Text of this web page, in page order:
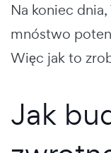
Na koniec
mnóstwo
Więc jak to
Jak